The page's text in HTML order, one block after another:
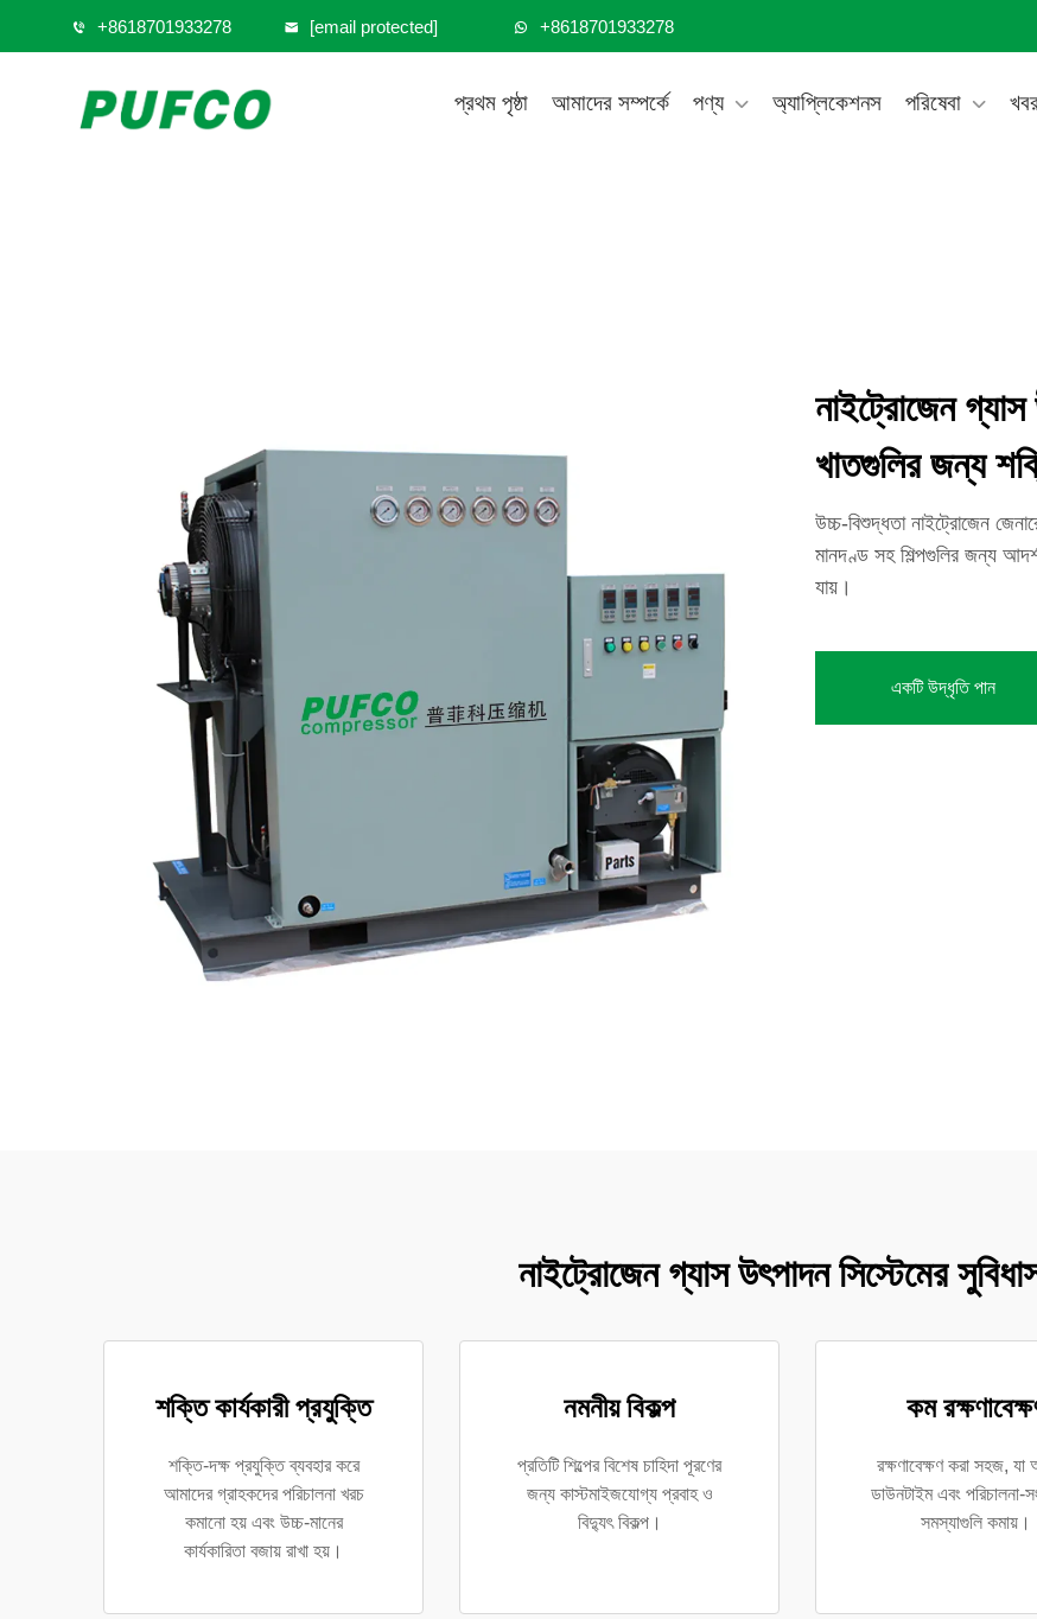
+8618701933278 [email protected] +8618701933278
প্রথম পৃষ্ঠা আমাদের সম্পর্কে পণ্য অ্যাপ্লিকেশনস পরিষেবা
নাইট্রোজেন গ্যাস
খাতগুলির জন্য
উচ্চ-বিশুদ্ধতা নাইট্রোজেন
মানদণ্ড সহ শিল্পগুলির জন্য
যায়।
একটি উদ্ধৃতি পান
নাইট্রোজেন গ্যাস উৎপাদন সিস্টেমের
শক্তি কার্যকারী প্রযুক্তি
শক্তি-দক্ষ প্রযুক্তি ব্যবহার করে
আমাদের গ্রাহকদের পরিচালনা খরচ
কমানো হয় এবং উচ্চ-মানের
কার্যকারিতা বজায় রাখা হয়।
নমনীয় বিকল্প
প্রতিটি শিল্পের বিশেষ চাহিদা পূরণের
জন্য কাস্টমাইজযোগ্য প্রবাহ ও
বিদ্যুৎ বিকল্প।
কম
রক্ষণাবেক্ষণ করা সহজ, যা
ডাউনটাইম এবং পরিচালনা-
সমস্যাগুলি কমায়।